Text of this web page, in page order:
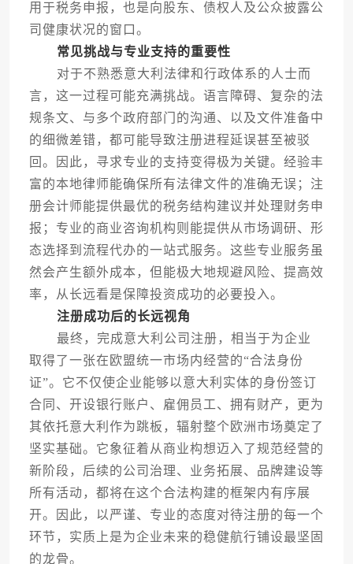
用于税务申报，也是向股东、债权人及公众披露公
司健康状况的窗口。
常见挑战与专业支持的重要性
对于不熟悉意大利法律和行政体系的人士而
言，这一过程可能充满挑战。语言障碍、复杂的法
规条文、与多个政府部门的沟通、以及文件准备中
的细微差错，都可能导致注册进程延误甚至被驳
回。因此，寻求专业的支持变得极为关键。经验丰
富的本地律师能确保所有法律文件的准确无误；注
册会计师能提供最优的税务结构建议并处理财务申
报；专业的商业咨询机构则能提供从市场调研、形
态选择到流程代办的一站式服务。这些专业服务虽
然会产生额外成本，但能极大地规避风险、提高效
率，从长远看是保障投资成功的必要投入。
注册成功后的长远视角
最终，完成意大利公司注册，相当于为企业
取得了一张在欧盟统一市场内经营的“合法身份
证”。它不仅使企业能够以意大利实体的身份签订
合同、开设银行账户、雇佣员工、拥有财产，更为
其依托意大利作为跳板，辐射整个欧洲市场奠定了
坚实基础。它象征着从商业构想迈入了规范经营的
新阶段，后续的公司治理、业务拓展、品牌建设等
所有活动，都将在这个合法构建的框架内有序展
开。因此，以严谨、专业的态度对待注册的每一个
环节，实质上是为企业未来的稳健航行铺设最坚固
的龙骨。